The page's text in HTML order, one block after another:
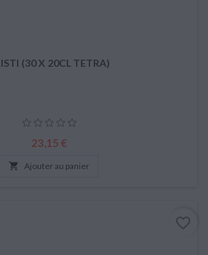
(30 X 20CL TETRA)
Prix
23,15 €
 Ajouter au panier
favorite_border